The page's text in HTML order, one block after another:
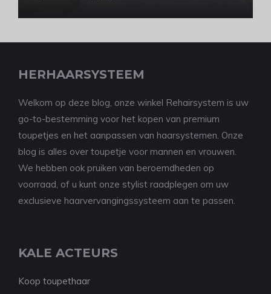
HERHAARSYSTEEM
Welkom op deze blog, onze winkel Rehairsystem is uw
go-to-bestemming voor het kopen van premium
toupetjes en het aanpassen van haarsystemen. Onze
blog is alles over toupetje voor mannen en vrouwen.
We hebben ook pruiken van beroemdheden op
voorraad, of u kunt onze stylist raadplegen om uw
exclusieve haarvervangingssysteem aan te passen.
KALE ACTEURS
Koop toupethaar